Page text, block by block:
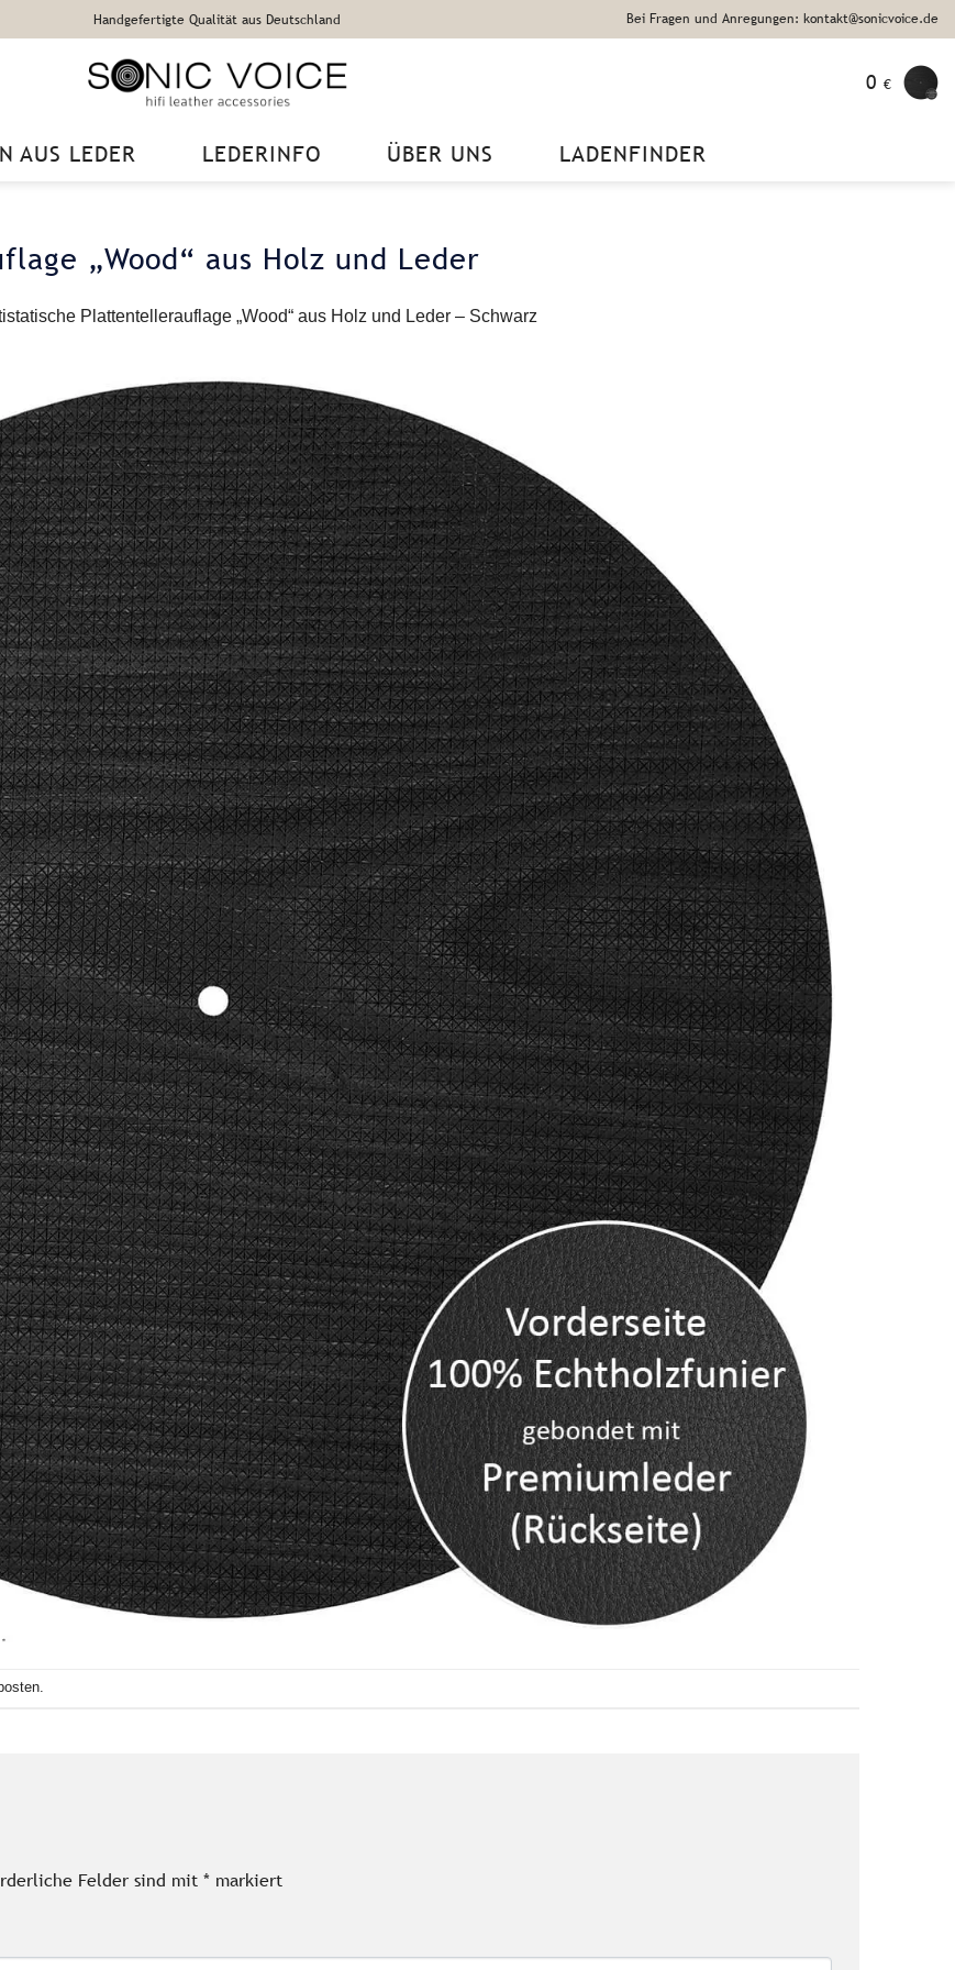
Handgefertigte Qualität aus Deutschland Bei Fragen und Anregungen: kontakt@sonicvoice.de
0 €
AUS LEDER LEDERINFO ÜBER UNS LADENFINDER
„Wood“ aus Holz und Leder
Plattentellerauflage „Wood“ aus Holz und Leder – Schwarz
.
Felder sind mit * markiert